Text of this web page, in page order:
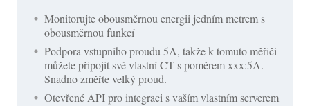
Monitorujte obousměrnou energii jedním metrem s
obousměrnou funkcí
Podpora vstupního proudu 5A, takže k tomuto měřiči
můžete připojit své vlastní CT s poměrem xxx:5A.
Snadno změřte velký proud.
Otevřené API pro integraci s vaším vlastním serverem